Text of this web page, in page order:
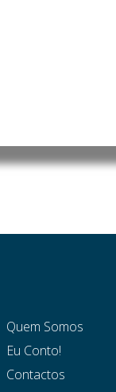
Quem Somos
Eu Conto!
Contactos